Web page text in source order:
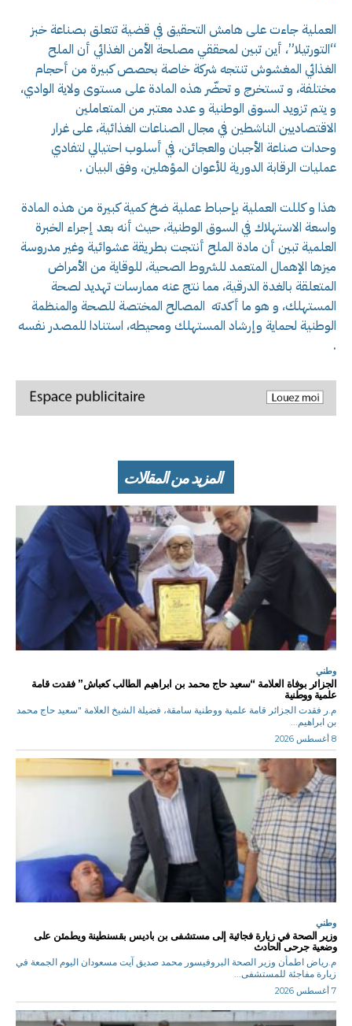
العملية جاءت على هامش التحقيق في قضية تتعلق بصناعة خبز
“التورتيلا”، أين تبين لمحققي مصلحة الأمن الغذائي أن الملح
الغذائي المغشوش تنتجه شركة خاصة بحصص كبيرة من أحجام
مختلفة، و تستخرج و تحضّر هذه المادة على مستوى ولاية الوادي،
و يتم تزويد السوق الوطنية و عدد معتبر من المتعاملين
الاقتصاديين الناشطين في مجال الصناعات الغذائية، على غرار
وحدات صناعة الأجبان والعجائن، في أسلوب احتيالي لتفادي
عمليات الرقابة الدورية للأعوان المؤهلين، وفق البيان .
هذا و كللت العملية بإحباط عملية ضخ كمية كبيرة من هذه المادة
واسعة الاستهلاك في السوق الوطنية، حيث أنه بعد إجراء الخبرة
العلمية تبين أن مادة الملح أنتجت بطريقة عشوائية وغير مدروسة
ميزها الإهمال المتعمد للشروط الصحية، للوقاية من الأمراض
المتعلقة بالغدة الدرقية، مما نتج عنه ممارسات تهديد لصحة
المستهلك، و هو ما أكدته المصالح المختصة للصحة والمنظمة
الوطنية لحماية وإرشاد المستهلك ومحيطه، استنادا للمصدر نفسه
.
المزيد من المقالات
وطني
الجزائر بوفاة العلامة “سعيد حاج محمد بن ابراهيم الطالب كعباش” فقدت قامة
علمية ووطنية
م.ر فقدت الجزائر قامة علمية ووطنية سامقة، فضيلة الشيخ العلامة "سعيد حاج محمد
بن ابراهيم...
8 أغسطس 2026
وطني
وزير الصحة في زيارة فجائية إلى مستشفى بن باديس بقسنطينة ويطمئن على
وضعية جرحى الحادث
م.رياض اطمأن وزير الصحة البروفيسور محمد صديق آيت مسعودان اليوم الجمعة في
زيارة مفاجئة للمستشفى...
7 أغسطس 2026